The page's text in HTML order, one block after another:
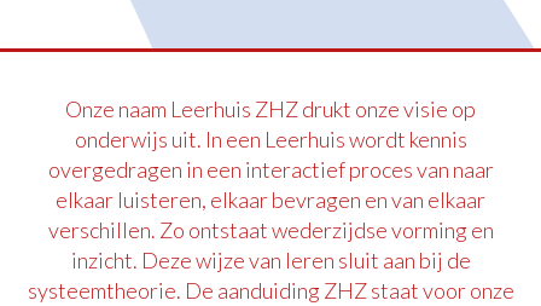
Onze naam Leerhuis ZHZ drukt onze visie op
onderwijs uit. In een Leerhuis wordt kennis
overgedragen in een interactief proces van naar
elkaar luisteren, elkaar bevragen en van elkaar
verschillen. Zo ontstaat wederzijdse vorming en
inzicht. Deze wijze van leren sluit aan bij de
systeemtheorie. De aanduiding ZHZ staat voor onze